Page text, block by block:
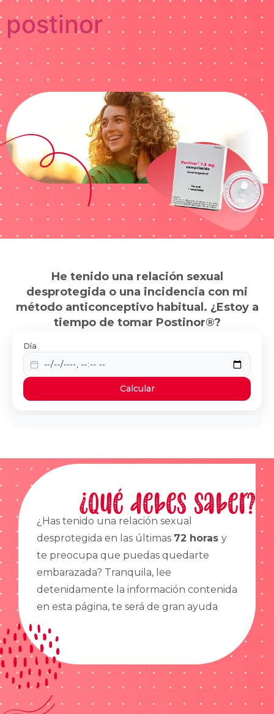
postinor
He tenido una relación sexual
desprotegida o una incidencia con mi
método anticonceptivo habitual. ¿Estoy a
tiempo de tomar Postinor®?
Día
Calcular
¿Qué debes saber?
¿Has tenido una relación sexual
desprotegida en las últimas 72 horas y
te preocupa que puedas quedarte
embarazada? Tranquila, lee
detenidamente la información contenida
en esta página, te será de gran ayuda